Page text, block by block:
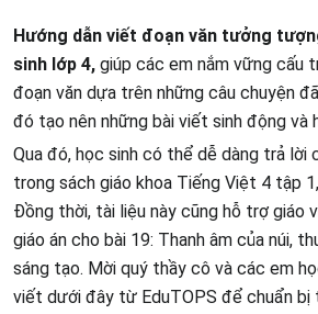
Hướng dẫn viết đoạn văn tưởng
sinh lớp 4, giúp các em nắm vững cấu
đoạn văn dựa trên những câu chuyện
đó tạo nên những bài viết sinh động và
Qua đó, học sinh có thể dễ dàng trả lời
trong sách giáo khoa Tiếng Việt 4 tập
Đồng thời, tài liệu này cũng hỗ trợ giáo
giáo án cho bài 19: Thanh âm của núi,
sáng tạo. Mời quý thầy cô và các em
viết dưới đây từ EduTOPS để chuẩn